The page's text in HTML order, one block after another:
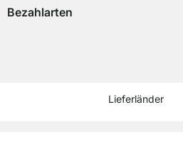
Bezahlarten
Zahlung mit
Lieferländer